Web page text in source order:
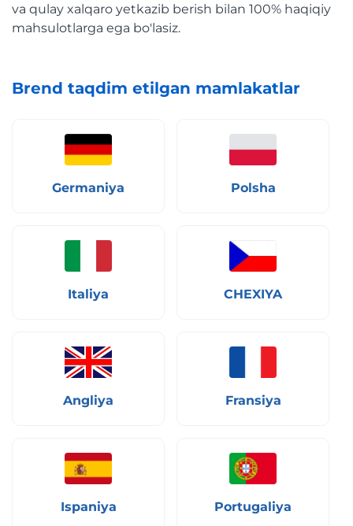
va qulay xalqaro yetkazib berish bilan 100% haqiqiy
mahsulotlarga ega bo'lasiz.
Brend taqdim etilgan mamlakatlar
Germaniya Polsha
Italiya CHEXIYA
Angliya Fransiya
Ispaniya Portugaliya